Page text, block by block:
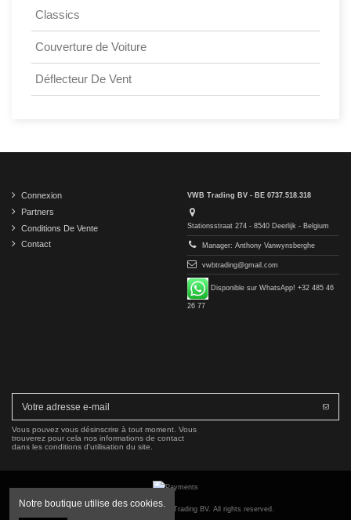
Classics
Couverture de Voiture
Déflecteur De Vent
Connexion
Partners
Conditions De Vente
Contact
VWB Trading BV - BE 0737.518.318
Stationsstraat 274 - 8540 Deerlijk - Belgium
Manager: Anthony Vanwynsberghe
vwbtrading@gmail.com
Disponible sur WhatsApp! +32 485 46
26 77
Vous pouvez vous désinscrire à tout moment. Vous
trouverez pour cela nos informations de contact
dans les conditions d'utilisation du site.
Copyright © 2016-2026 VWB Trading BV. All rights reserved.
Notre boutique utilise des cookies.